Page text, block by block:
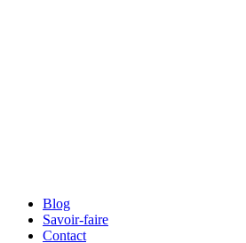
Blog
Savoir-faire
Contact